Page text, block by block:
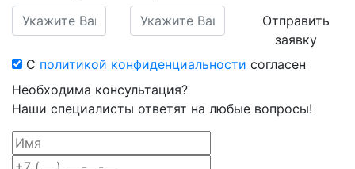
Отправить
заявку
С политикой конфиденциальности согласен
Необходима консультация?
Наши специалисты ответят на любые вопросы!